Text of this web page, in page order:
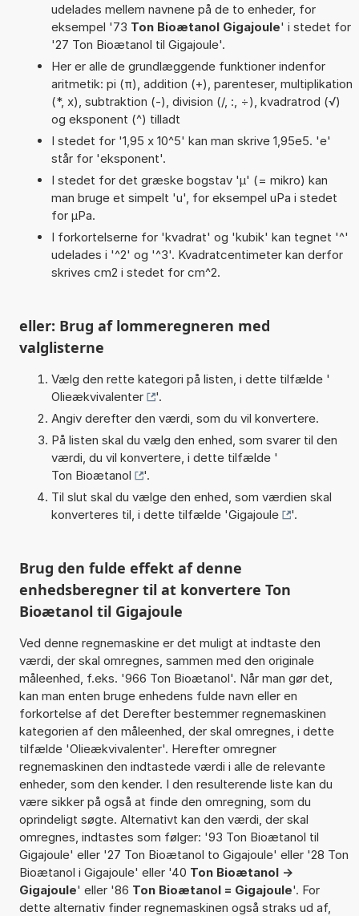
udelades mellem navnene på de to enheder, for
eksempel '73 Ton Bioætanol Gigajoule' i stedet for
'27 Ton Bioætanol til Gigajoule'.
Her er alle de grundlæggende funktioner indenfor
aritmetik: pi (π), addition (+), parenteser, multiplikation
(*, x), subtraktion (-), division (/, :, ÷), kvadratrod (√)
og eksponent (^) tilladt
I stedet for '1,95 x 10^5' kan man skrive 1,95e5. 'e'
står for 'eksponent'.
I stedet for det græske bogstav 'µ' (= mikro) kan
man bruge et simpelt 'u', for eksempel uPa i stedet
for µPa.
I forkortelserne for 'kvadrat' og 'kubik' kan tegnet '^'
udelades i '^2' og '^3'. Kvadratcentimeter kan derfor
skrives cm2 i stedet for cm^2.
eller: Brug af lommeregneren med
valglisterne
Vælg den rette kategori på listen, i dette tilfælde '
Olieækvivalenter
'.
Angiv derefter den værdi, som du vil konvertere.
På listen skal du vælg den enhed, som svarer til den
værdi, du vil konvertere, i dette tilfælde '
Ton Bioætanol
'.
Til slut skal du vælge den enhed, som værdien skal
konverteres til, i dette tilfælde 'Gigajoule '.
Brug den fulde effekt af denne
enhedsberegner til at konvertere Ton
Bioætanol til Gigajoule
Ved denne regnemaskine er det muligt at indtaste den
værdi, der skal omregnes, sammen med den originale
måleenhed, f.eks. '966 Ton Bioætanol'. Når man gør det,
kan man enten bruge enhedens fulde navn eller en
forkortelse af det Derefter bestemmer regnemaskinen
kategorien af den måleenhed, der skal omregnes, i dette
tilfælde 'Olieækvivalenter'. Herefter omregner
regnemaskinen den indtastede værdi i alle de relevante
enheder, som den kender. I den resulterende liste kan du
være sikker på også at finde den omregning, som du
oprindeligt søgte. Alternativt kan den værdi, der skal
omregnes, indtastes som følger: '93 Ton Bioætanol til
Gigajoule' eller '27 Ton Bioætanol to Gigajoule' eller '28 Ton
Bioætanol i Gigajoule' eller '40 Ton Bioætanol ->
Gigajoule' eller '86 Ton Bioætanol = Gigajoule'. For
dette alternativ finder regnemaskinen også straks ud af,